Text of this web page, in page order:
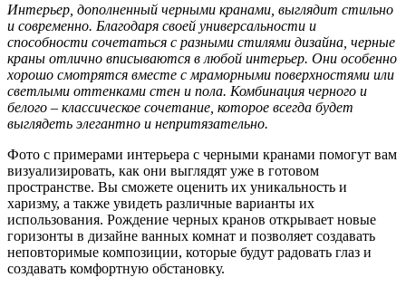
Интерьер, дополненный черными кранами, выглядит стильно
и современно. Благодаря своей универсальности и
способности сочетаться с разными стилями дизайна, черные
краны отлично вписываются в любой интерьер. Они особенно
хорошо смотрятся вместе с мраморными поверхностями или
светлыми оттенками стен и пола. Комбинация черного и
белого – классическое сочетание, которое всегда будет
выглядеть элегантно и непритязательно.
Фото с примерами интерьера с черными кранами помогут вам
визуализировать, как они выглядят уже в готовом
пространстве. Вы сможете оценить их уникальность и
харизму, а также увидеть различные варианты их
использования. Рождение черных кранов открывает новые
горизонты в дизайне ванных комнат и позволяет создавать
неповторимые композиции, которые будут радовать глаз и
создавать комфортную обстановку.